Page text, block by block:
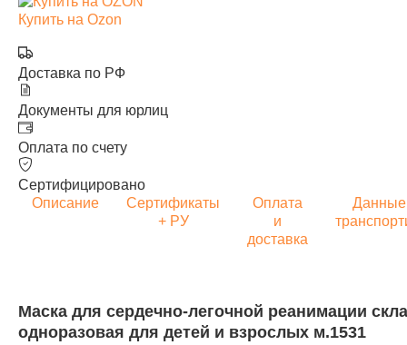
Купить на Ozon
Доставка по РФ
Документы для юрлиц
Оплата по счету
Сертифицировано
Описание
Сертификаты
+ РУ
Оплата
и
доставка
Маска для сердечно-легочной реанимации
одноразовая для детей и взрослых м.1531